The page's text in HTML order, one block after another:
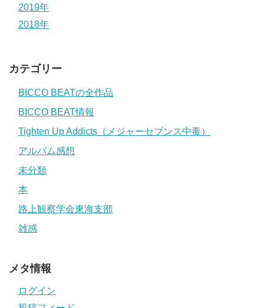
2019年
2018年
カテゴリー
BICCO BEATの全作品
BICCO BEAT情報
Tighten Up Addicts（メジャーセブンス中毒）
アルバム感想
未分類
本
路上観察学会東海支部
雑感
メタ情報
ログイン